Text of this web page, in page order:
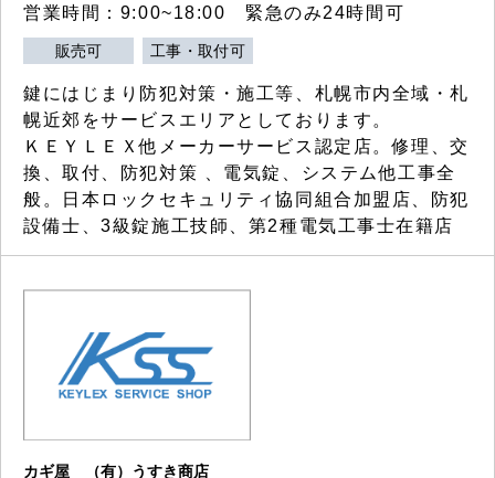
営業時間：9:00~18:00 緊急のみ24時間可
販売可 工事・取付可
鍵にはじまり防犯対策・施工等、札幌市内全域・札
幌近郊をサービスエリアとしております。
ＫＥＹＬＥＸ他メーカーサービス認定店。修理、交
換、取付、防犯対策 、電気錠、システム他工事全
般。日本ロックセキュリティ協同組合加盟店、防犯
設備士、3級錠施工技師、第2種電気工事士在籍店
カギ屋 （有）うすき商店